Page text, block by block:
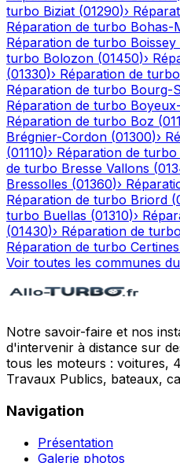
turbo Biziat (01290)›
Réparation de turbo Bohas-
Réparation de turbo Boissey
turbo Bolozon (01450)›
(01330)› Réparation de turbo
Réparation de turbo Bourg-
Réparation de turbo
Réparation de turbo Boz (
Brégnier-Cordon (01300)›
(01110)› Réparation de turbo
de turbo Bresse Vallons (
Bressolles (01360)›
Réparation de turbo Briord (
turbo Buellas (01310)›
(01430)› Réparation de turbo
Réparation de turbo Certines
Voir toutes les communes du
Notre savoir-faire et nos
d'intervenir à distance sur
tous les moteurs : voitures,
Travaux Publics, bateaux,
Navigation
Présentation
Galerie photos